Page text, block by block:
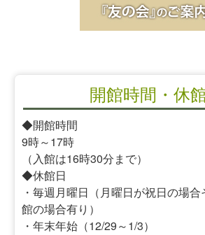
開館時間・休
◆開館時間
9時～17時
（入館は16時30分まで）
◆休館日
・毎週月曜日（月曜日が祝日の場
館の場合有り）
・年末年始（12/29～1/3）